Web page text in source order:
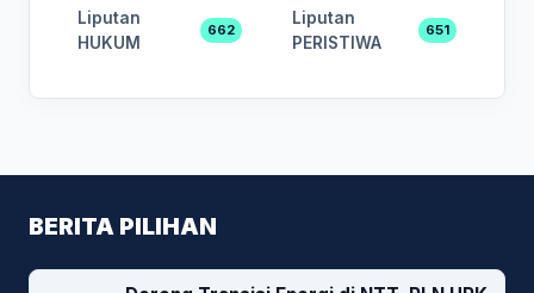
Liputan
HUKUM
662
Liputan
PERISTIWA
651
BERITA PILIHAN